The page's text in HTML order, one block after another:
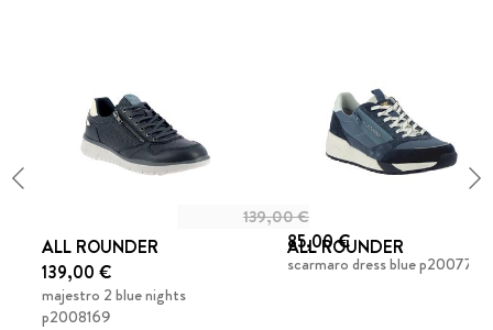
ALL ROUNDER
139,00 €
majestro 2 blue nights
p2008169
ALL ROUNDER
139,00 €
85,00 €
scarmaro dress blue p2007781